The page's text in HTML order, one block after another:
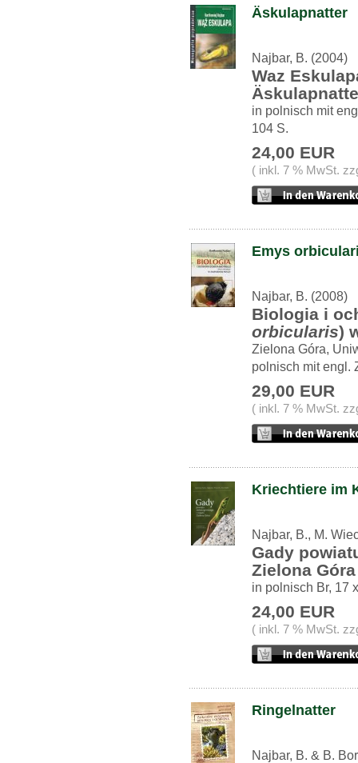
Äskulapnatter
Najbar, B. (2004)
Waz
in polnisch mit
104 S.
24,00 EUR
( inkl. 7 % MwSt.
Emys
Najbar, B. (2008)
Biologia i
orbicularis)
Zielona Góra,
polnisch mit engl.
29,00 EUR
( inkl. 7 % MwSt.
Kriechtiere im
Najbar, B., M.
Gady
Zielona Góra
in polnisch Br, 17
24,00 EUR
( inkl. 7 % MwSt.
Ringelnatter
Najbar, B. & B.